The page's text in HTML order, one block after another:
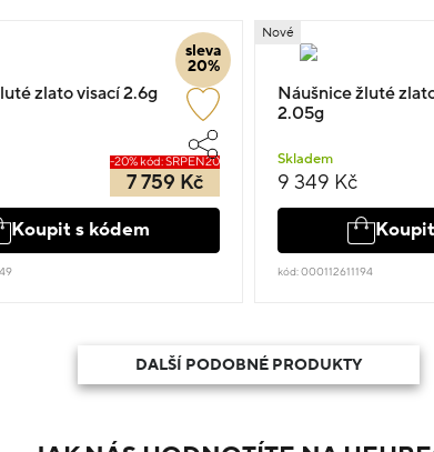
sleva
20%
zlato visací 2.6g
-20% kód: SRPEN20
7 759 Kč
Koupit s kódem
Nové
Náušnice žluté
2.05g
Skladem
9 349 Kč
kód: 000112611194
DALŠÍ PODOBNÉ PRODUKTY